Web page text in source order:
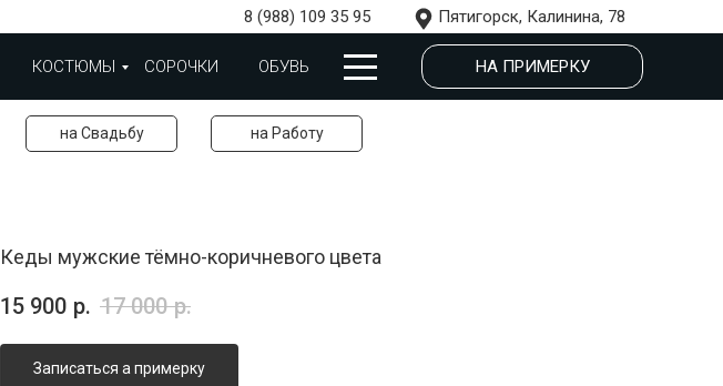
8 (988) 109 35 95 Пятигорск, Калинина, 78
КОСТЮМЫ СОРОЧКИ ОБУВЬ НА ПРИМЕРКУ
на Свадьбу на Работу
Кеды мужские тёмно-коричневого цвета
15 900 р. 17 000 р.
Записаться а примерку